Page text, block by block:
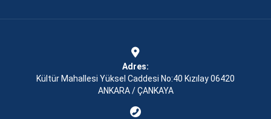
Adres:
Kültür Mahallesi Yüksel Caddesi No:40 Kızılay 06420
ANKARA / ÇANKAYA